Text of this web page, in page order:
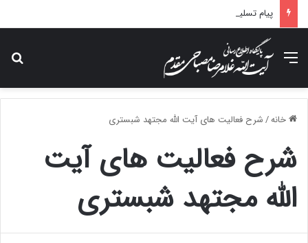
منو
خانه/شرح فعالیت های آیت الله مجتهد شبستری
شرح فعالیت های آیت
الله مجتهد شبستری